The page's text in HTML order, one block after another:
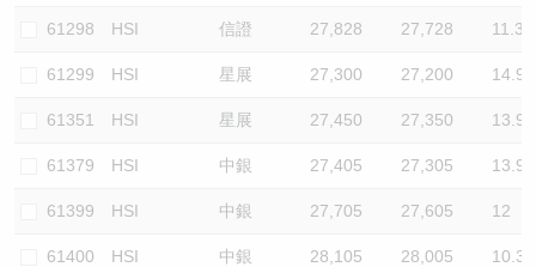
61298 HSI 信證 27,828 27,728 11.3
61299 HSI 星展 27,300 27,200 14.9
61351 HSI 星展 27,450 27,350 13.9
61379 HSI 中銀 27,405 27,305 13.9
61399 HSI 中銀 27,705 27,605 12
61400 HSI 中銀 28,105 28,005 10.3